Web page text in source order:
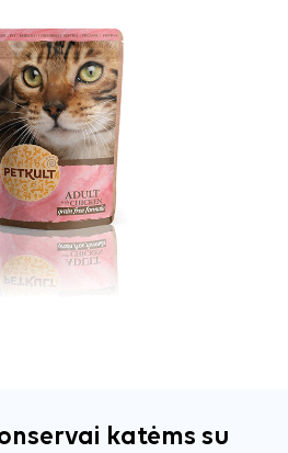
katėms su